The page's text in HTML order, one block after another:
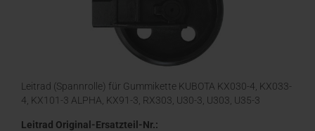
Leitrad (Spannrolle) für Gummikette KUBOTA KX030-4, KX033-
4, KX101-3 ALPHA, KX91-3, RX303, U30-3, U303, U35-3
Leitrad Original-Ersatzteil-Nr.: